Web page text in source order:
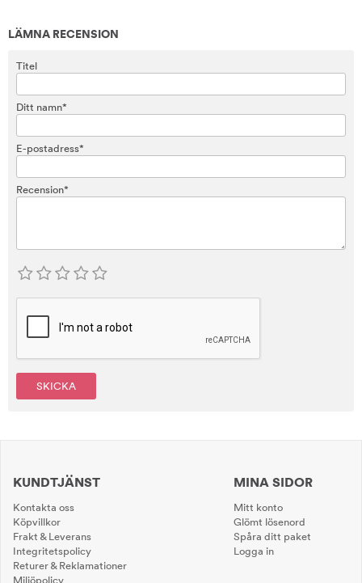
LÄMNA RECENSION
Titel
Ditt namn*
E-postadress*
Recension*
SKICKA
KUNDTJÄNST
Kontakta oss
Köpvillkor
Frakt & Leverans
Integritetspolicy
Returer & Reklamationer
Miljöpolicy
MINA SIDOR
Mitt konto
Glömt lösenord
Spåra ditt paket
Logga in